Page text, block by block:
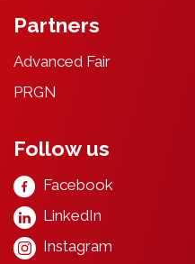
Partners
Advanced Fair
PRGN
Follow us
Facebook
LinkedIn
Instagram